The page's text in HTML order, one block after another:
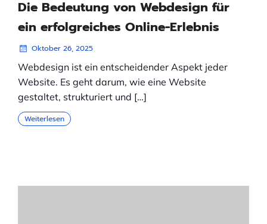
Die Bedeutung von Webdesign für
ein erfolgreiches Online-Erlebnis
Oktober 26, 2025
Webdesign ist ein entscheidender Aspekt jeder
Website. Es geht darum, wie eine Website
gestaltet, strukturiert und […]
Weiterlesen